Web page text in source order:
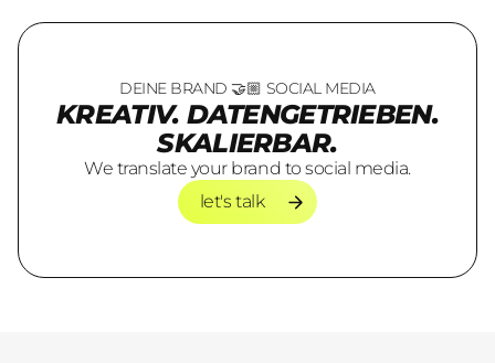
DEINE BRAND 🤝🏼 SOCIAL MEDIA
KREATIV. DATENGETRIEBEN.
SKALIERBAR.
We translate your brand to social media.
let's talk
let's talk